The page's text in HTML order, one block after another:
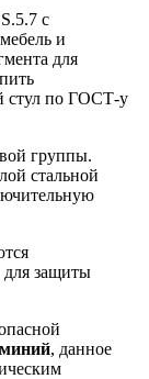
с
и
для
стул по ГОСТ-у
группы.
стальной
для защиты
, данное